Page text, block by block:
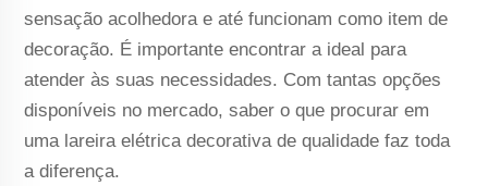
sensação acolhedora e até funcionam como item de
decoração. É importante encontrar a ideal para
atender às suas necessidades. Com tantas opções
disponíveis no mercado, saber o que procurar em
uma lareira elétrica decorativa de qualidade faz toda
a diferença.